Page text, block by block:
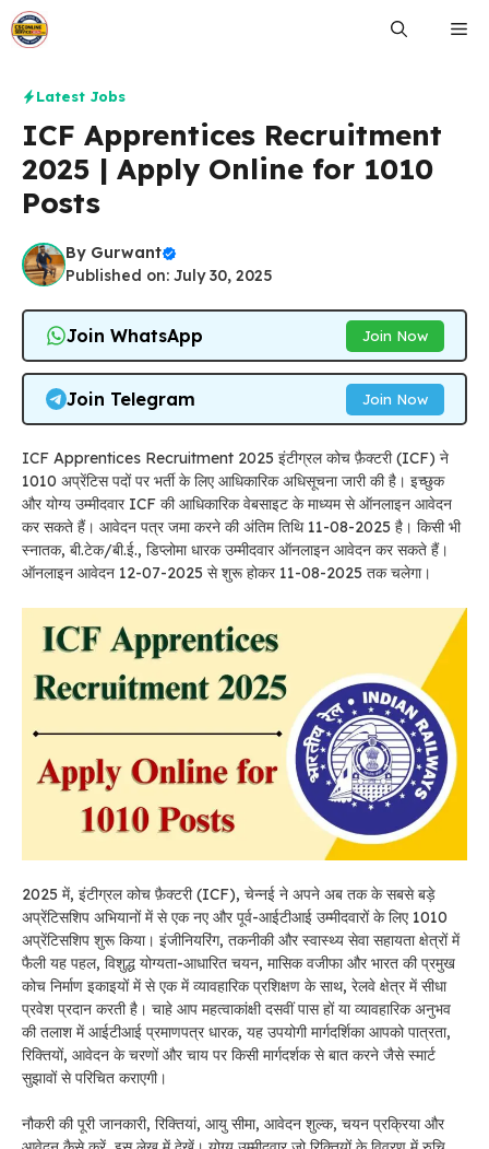
Skip
to
Latest Jobs
ICF Apprentices Recruitment
2025 | Apply Online for 1010
Posts
By Gurwant
Published on: July 30, 2025
Join WhatsApp Join Now
Join Telegram Join Now
ICF Apprentices Recruitment 2025 इंटीग्रल कोच फ़ैक्टरी (ICF) ने
1010 अप्रेंटिस पदों पर भर्ती के लिए आधिकारिक अधिसूचना जारी की है। इच्छुक
और योग्य उम्मीदवार ICF की आधिकारिक वेबसाइट के माध्यम से ऑनलाइन आवेदन
कर सकते हैं। आवेदन पत्र जमा करने की अंतिम तिथि 11-08-2025 है। किसी भी
स्नातक, बी.टेक/बी.ई., डिप्लोमा धारक उम्मीदवार ऑनलाइन आवेदन कर सकते हैं।
ऑनलाइन आवेदन 12-07-2025 से शुरू होकर 11-08-2025 तक चलेगा।
2025 में, इंटीग्रल कोच फ़ैक्टरी (ICF), चेन्नई ने अपने अब तक के सबसे बड़े
अप्रेंटिसशिप अभियानों में से एक नए और पूर्व-आईटीआई उम्मीदवारों के लिए 1010
अप्रेंटिसशिप शुरू किया। इंजीनियरिंग, तकनीकी और स्वास्थ्य सेवा सहायता क्षेत्रों में
फैली यह पहल, विशुद्ध योग्यता-आधारित चयन, मासिक वजीफा और भारत की प्रमुख
कोच निर्माण इकाइयों में से एक में व्यावहारिक प्रशिक्षण के साथ, रेलवे क्षेत्र में सीधा
प्रवेश प्रदान करती है। चाहे आप महत्वाकांक्षी दसवीं पास हों या व्यावहारिक अनुभव
की तलाश में आईटीआई प्रमाणपत्र धारक, यह उपयोगी मार्गदर्शिका आपको पात्रता,
रिक्तियों, आवेदन के चरणों और चाय पर किसी मार्गदर्शक से बात करने जैसे स्मार्ट
सुझावों से परिचित कराएगी।
नौकरी की पूरी जानकारी, रिक्तियां, आयु सीमा, आवेदन शुल्क, चयन प्रक्रिया और